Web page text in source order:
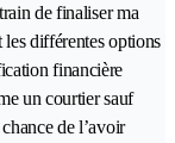
de finaliser ma
différentes options
financière
un courtier sauf
de l’avoir